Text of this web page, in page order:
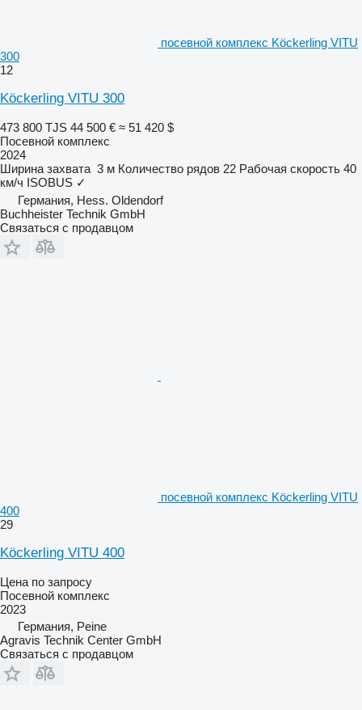
посевной комплекс Köckerling VITU
300
12
Köckerling VITU 300
473 800 TJS 44 500 € ≈ 51 420 $
Посевной комплекс
2024
Ширина захвата 3 м Количество рядов 22 Рабочая скорость 40
км/ч ISOBUS ✓
Германия, Hess. Oldendorf
Buchheister Technik GmbH
Связаться с продавцом
посевной комплекс Köckerling VITU
400
29
Köckerling VITU 400
Цена по запросу
Посевной комплекс
2023
Германия, Peine
Agravis Technik Center GmbH
Связаться с продавцом